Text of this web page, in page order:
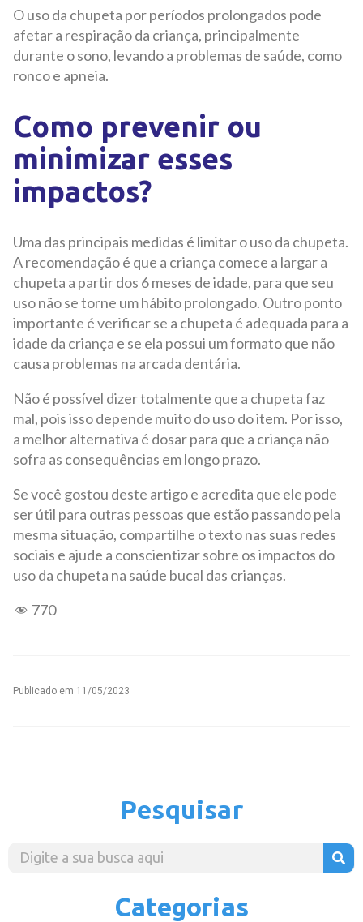
O uso da chupeta por períodos prolongados pode
afetar a respiração da criança, principalmente
durante o sono, levando a problemas de saúde, como
ronco e apneia.
Como prevenir ou
minimizar esses
impactos?
Uma das principais medidas é limitar o uso da chupeta.
A recomendação é que a criança comece a largar a
chupeta a partir dos 6 meses de idade, para que seu
uso não se torne um hábito prolongado. Outro ponto
importante é verificar se a chupeta é adequada para a
idade da criança e se ela possui um formato que não
causa problemas na arcada dentária.
Não é possível dizer totalmente que a chupeta faz
mal, pois isso depende muito do uso do item. Por isso,
a melhor alternativa é dosar para que a criança não
sofra as consequências em longo prazo.
Se você gostou deste artigo e acredita que ele pode
ser útil para outras pessoas que estão passando pela
mesma situação, compartilhe o texto nas suas redes
sociais e ajude a conscientizar sobre os impactos do
uso da chupeta na saúde bucal das crianças.
770
Publicado em 11/05/2023
Pesquisar
Categorias